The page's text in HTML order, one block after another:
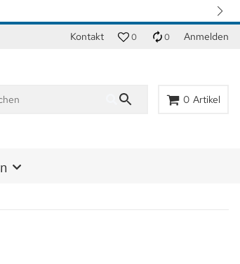
Verständnis.
Kontakt 0 0 Anmelden
0 Artikel